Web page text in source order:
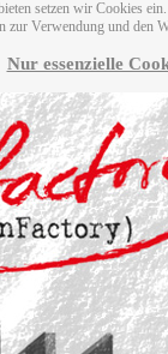
setzen wir Cookies
zur Verwendung und den
Nur essenzielle